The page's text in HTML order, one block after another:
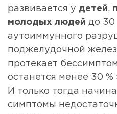
развивается у детей,
молодых людей до 30
аутоиммунного
поджелудочной
протекает
останется менее 30
И только тогда
симптомы